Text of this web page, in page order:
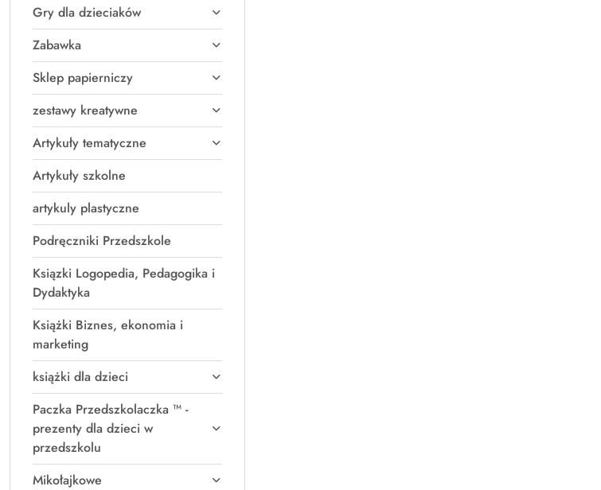
Gry dla dzieciaków
Zabawka
Sklep papierniczy
zestawy kreatywne
Artykuły tematyczne
Artykuły szkolne
artykuly plastyczne
Podręczniki Przedszkole
Ksiązki Logopedia, Pedagogika i
Dydaktyka
Książki Biznes, ekonomia i
marketing
książki dla dzieci
Paczka Przedszkolaczka ™ -
prezenty dla dzieci w
przedszkolu
Mikołajkowe